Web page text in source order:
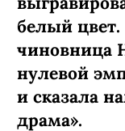
белый
чиновница
нулевой
и сказала
драма».